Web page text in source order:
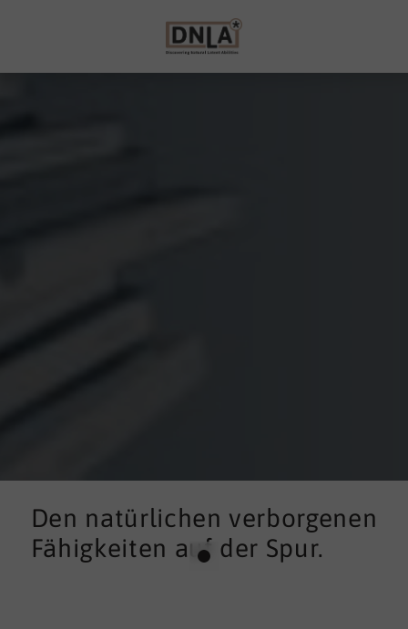
Den natürlichen verborgenen
Fähigkeiten auf der Spur.